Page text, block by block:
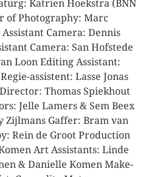
Katrien Hoekstra (BNN
of Photography: Marc
Camera: Dennis
Camera: San Hofstede
Loon Editing Assistant:
assistent: Lasse Jonas
Thomas Spiekhout
Jelle Lamers & Sem Beex
Zijlmans Gaffer: Bram van
Rein de Groot Production
Art Assistants: Linde
& Danielle Komen Make-